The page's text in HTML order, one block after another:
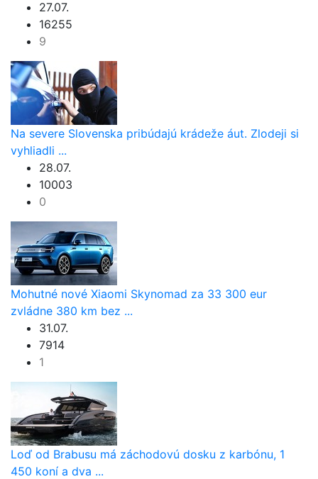
27.07.
16255
9
Na severe Slovenska pribúdajú krádeže áut. Zlodeji si
vyhliadli ...
28.07.
10003
0
Mohutné nové Xiaomi Skynomad za 33 300 eur
zvládne 380 km bez ...
31.07.
7914
1
Loď od Brabusu má záchodovú dosku z karbónu, 1
450 koní a dva ...